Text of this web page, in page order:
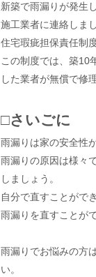
新築で雨漏りが発生
施工業者に連絡しま
住宅瑕疵担保責任制
この制度では、築10
した業者が無償で修
□さいごに
雨漏りは家の安全性
雨漏りの原因は様々
しましょう。
自分で直すことがで
雨漏りを直すことが
雨漏りでお悩みの方
い。